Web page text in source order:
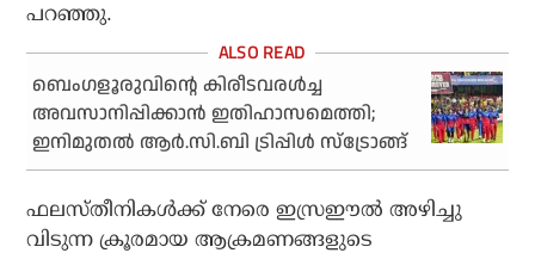
പറഞ്ഞു.
ബെംഗളൂരുവിന്റെ കിരീടവരൾച്ച
അവസാനിപ്പിക്കാൻ ഇതിഹാസമെത്തി;
ഇനിമുതൽ ആർ.സി.ബി ട്രിപ്പിൾ സ്ട്രോങ്ങ്
ഫലസ്തീനികൾക്ക് നേരെ ഇസ്രഈൽ അഴിച്ചു
വിടുന്ന ക്രൂരമായ ആക്രമണങ്ങളുടെ